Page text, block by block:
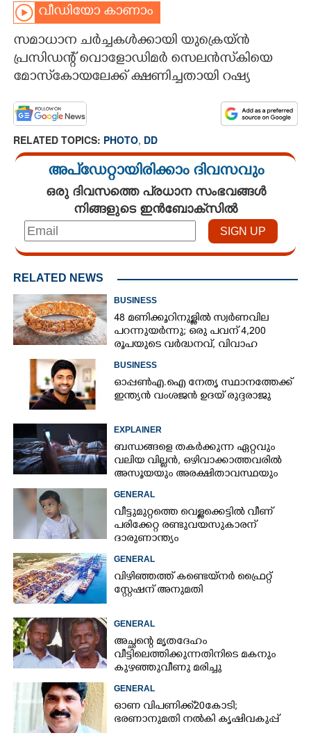
CARTOONS
LITERATURE
ZOOM
വീഡിയോ കാണാം
സമാധാന ചർച്ചകൾക്കായി യുക്രെയ്ൻ
പ്രസിഡന്റ് വൊളോഡിമർ സെലൻസ്‌കിയെ
മോസ്‌കോയലേക്ക് ക്ഷണിച്ചതായി റഷ്യ
RELATED TOPICS: PHOTO, DD
അപ്ഡേറ്റായിരിക്കാം ദിവസവും
ഒരു ദിവസത്തെ പ്രധാന സംഭവങ്ങൾ
നിങ്ങളുടെ ഇൻബോക്സിൽ
RELATED NEWS
BUSINESS
48 മണിക്കൂറിനുള്ളിൽ സ്വർണവില
പറന്നുയർന്നു; ഒരു പവന് 4,200
രൂപയുടെ വർദ്ധനവ്, വിവാഹ
സീസണിൽ കനത്ത തിരിച്ചടി
BUSINESS
ഓപ്പൺഎ.ഐ നേതൃ സ്ഥാനത്തേക്ക്
ഇന്ത്യൻ വംശജൻ ഉദയ് രുദ്ദരാജു
EXPLAINER
ബന്ധങ്ങളെ തകർക്കുന്ന ഏറ്റവും
വലിയ വില്ലൻ, ഒഴിവാക്കാത്തവരിൽ
അസൂയയും അരക്ഷിതാവസ്ഥയും
കൂടും
GENERAL
വീട്ടുമുറ്റത്തെ വെള്ളക്കെട്ടിൽ വീണ്
പരിക്കേറ്റ രണ്ടുവയസുകാരന്
ദാരുണാന്ത്യം
GENERAL
വിഴിഞ്ഞത്ത് കണ്ടെയ്നർ ഫ്രൈറ്റ്
സ്റ്റേഷന് അനുമതി
GENERAL
അച്ഛന്റെ മൃതദേഹം
വീട്ടിലെത്തിക്കുന്നതിനിടെ മകനും
കുഴഞ്ഞുവീണു മരിച്ചു
GENERAL
ഓണ വിപണിക്ക് 20കോടി;
ഭരണാനുമതി നൽകി കൃഷിവകുപ്പ്